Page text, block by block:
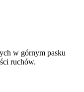
w górnym pasku
ruchów.